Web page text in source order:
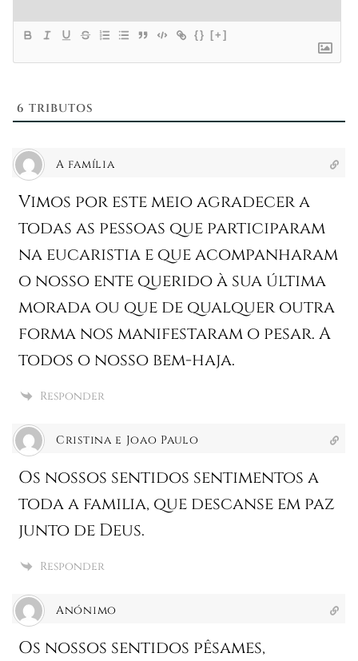
{} [+]
6 TRIBUTOS
A família
Vimos por este meio agradecer a
todas as pessoas que participaram
na eucaristia e que acompanharam
o nosso ente querido à sua última
morada ou que de qualquer outra
forma nos manifestaram o pesar. A
todos o nosso bem-haja.
Responder
Cristina e Joao Paulo
Os nossos sentidos sentimentos a
toda a familia, que descanse em paz
junto de Deus.
Responder
Anónimo
Os nossos sentidos pêsames,